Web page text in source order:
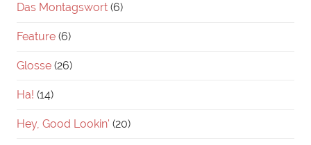
Das Montagswort (6)
Feature (6)
Glosse (26)
Ha! (14)
Hey, Good Lookin' (20)